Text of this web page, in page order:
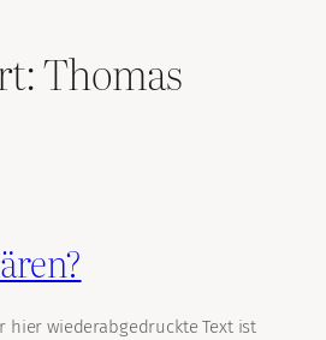
Thomas
hier wiederabgedruckte Text ist